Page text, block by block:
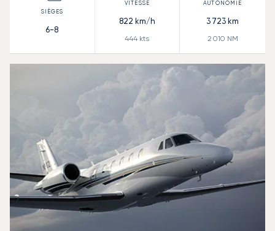
6-8
822 km/h
444 kts
3 723 km
2 010 NM